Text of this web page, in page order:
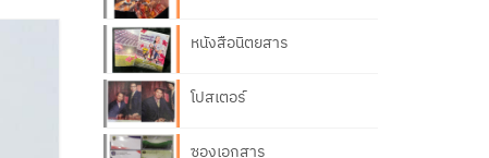
หนังสือนิตยสาร
โปสเตอร์
ซองเอกสาร